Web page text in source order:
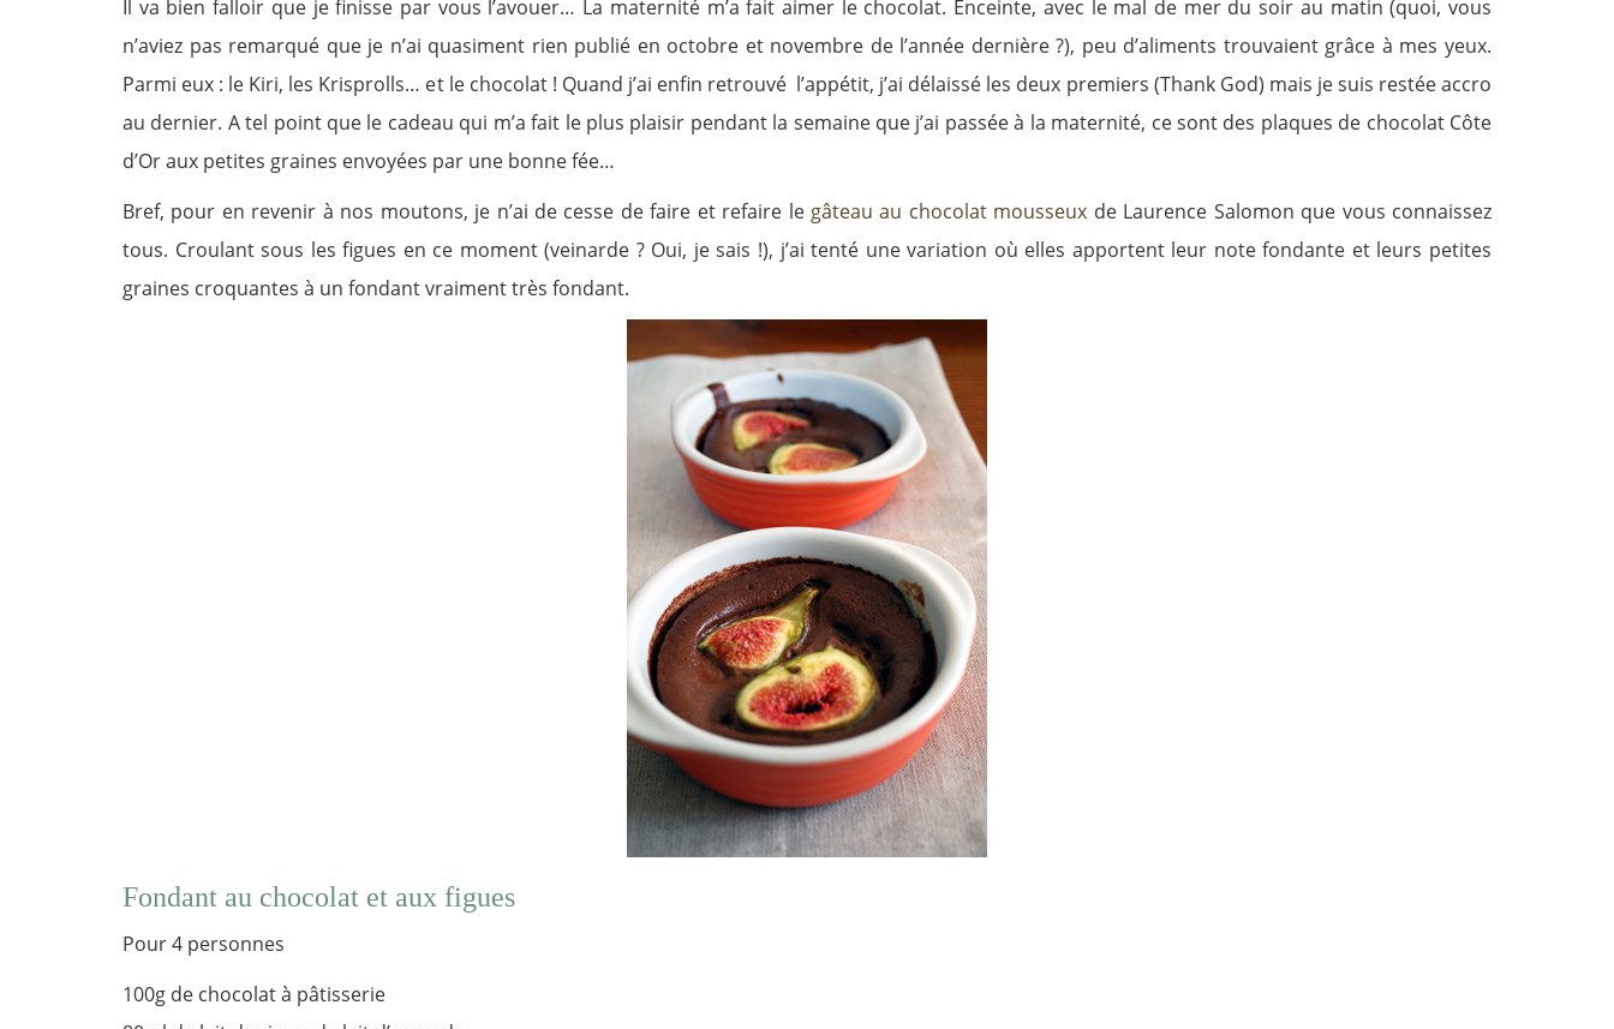
Il va bien falloir que je finisse par vous l’avouer… La maternité m’a fait aimer le chocolat. Enceinte, avec le mal de mer du soir au matin (quoi, vous
n’aviez pas remarqué que je n’ai quasiment rien publié en octobre et novembre de l’année dernière ?), peu d’aliments trouvaient grâce à mes yeux.
Parmi eux : le Kiri, les Krisprolls… et le chocolat ! Quand j’ai enfin retrouvé l’appétit, j’ai délaissé les deux premiers (Thank God) mais je suis restée accro
au dernier. A tel point que le cadeau qui m’a fait le plus plaisir pendant la semaine que j’ai passée à la maternité, ce sont des plaques de chocolat Côte
d’Or aux petites graines envoyées par une bonne fée…
Bref, pour en revenir à nos moutons, je n’ai de cesse de faire et refaire le gâteau au chocolat mousseux de Laurence Salomon que vous connaissez
tous. Croulant sous les figues en ce moment (veinarde ? Oui, je sais !), j’ai tenté une variation où elles apportent leur note fondante et leurs petites
graines croquantes à un fondant vraiment très fondant.
Fondant au chocolat et aux figues
Pour 4 personnes
100g de chocolat à pâtisserie